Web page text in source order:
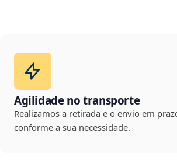
Agilidade no transporte
Realizamos a retirada e o envio em
conforme a sua necessidade.